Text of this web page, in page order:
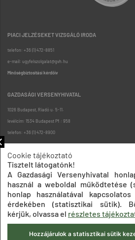
PIACI JELZÉSEKET VIZSGÁLÓ IRODA
telefon: +36 (1) 472-8851
e-mail: ugyfelszolgalat@gvh.hu
Minőségbiztosítási kérdőív
GAZDASÁGI VERSENYHIVATAL
1026 Budapest, Riadó u. 5-11.
levélcím: 1534 Budapest Pf.: 958
telefon: +36 (1) 472-8900
Impresszum Adatkezelési tájékoztatók
Cookie tájékoztató
Tisztelt látogatónk!
A Gazdasági Versenyhivatal
használ a weboldal működtetése
honlap használatával
érdekében (statisztikai sütik).
kérjük, olvassa el részletes
Hozzájárulok a statisztikai sütik